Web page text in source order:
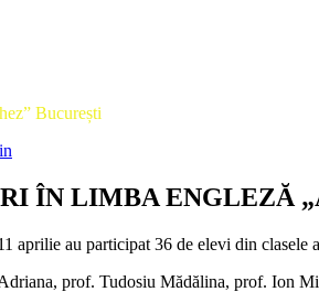
București
ÎN LIMBA ENGLEZĂ
aprilie au participat 36 de elevi din
prof. Tudosiu Mădălina, prof. Ion